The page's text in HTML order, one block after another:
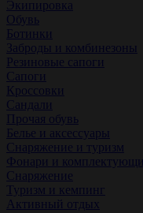
Экипировка
Обувь
Ботинки
Заброды и комбинезоны
Резиновые сапоги
Сапоги
Кроссовки
Сандали
Прочая обувь
Белье и аксессуары
Снаряжение и туризм
Фонари и
Снаряжение
Туризм и кемпинг
Активный отдых